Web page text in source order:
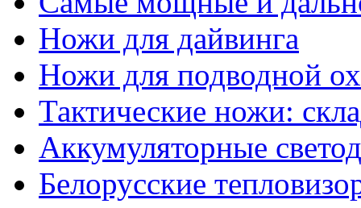
Ножи для дайвинга
Ножи для подводной
Тактические ножи:
Аккумуляторные
Белорусские